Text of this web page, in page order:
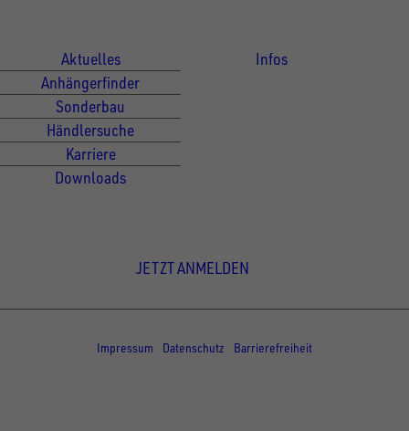
Aktuelles
Anhängerfinder
Sonderbau
Händlersuche
Karriere
Downloads
Infos
JETZT ANMELDEN
Impressum
Datenschutz Barrierefreiheit